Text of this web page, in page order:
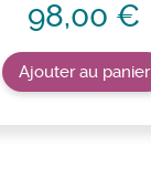
98,00 €
Ajouter au panier